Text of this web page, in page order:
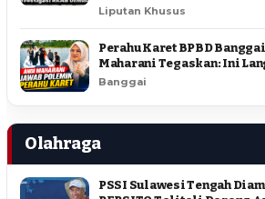
Liputan Khusus
Perahu Karet BPBD
Maharani Tegaskan: Ini
Banggai
Olahraga
PSSI Sulawesi Tengah